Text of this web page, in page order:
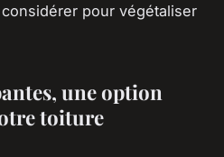
pour végétaliser
une option
toiture